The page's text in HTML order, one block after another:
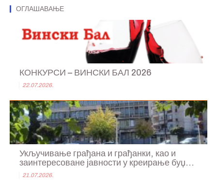
ОГЛАШАВАЊЕ
КОНКУРСИ – ВИНСКИ БАЛ 2026
22.07.2026.
Укључивање грађана и грађанки, као и
заинтересоване јавности у креирање буџ...
21.07.2026.